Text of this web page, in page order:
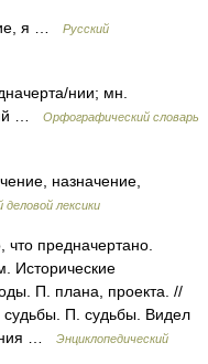
я …
Русский
нии; мн.
…
Орфографический словарь
назначение,
деловой лексики
предначертано.
Исторические
П. плана, проекта. //
П. судьбы. Видел
…
Энциклопедический